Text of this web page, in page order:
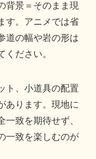
背景＝そのまま現
す。アニメでは省
道の幅や岩の形は
ださい。
ト、小道具の配置
あります。現地に
致を期待せず、
一致を楽しむのが